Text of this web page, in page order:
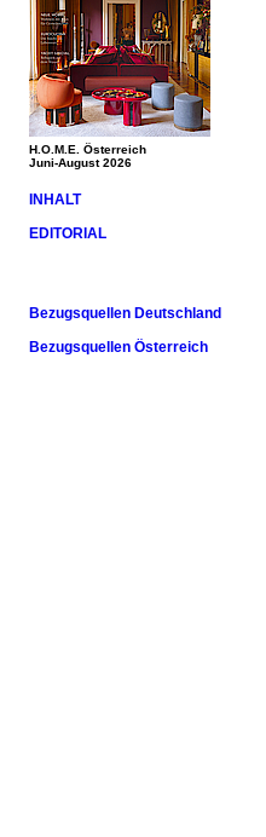
H.O.M.E. Österreich
Juni-August 2026
INHALT
EDITORIAL
Bezugsquellen Deutschland
Bezugsquellen Österreich